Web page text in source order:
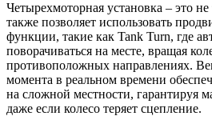
Четырехмоторная установка – это
также позволяет использовать
функции, такие как Tank Turn, где
поворачиваться на месте, вращая
противоположных направлениях.
момента в реальном времени
на сложной местности, гарантируя
даже если колесо теряет сцепление.